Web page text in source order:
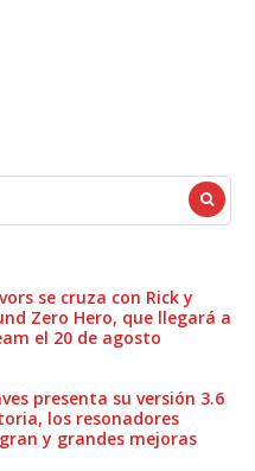
se cruza con Rick y
Zero Hero, que llegará a
el 20 de agosto
presenta su versión 3.6
los resonadores
y grandes mejoras